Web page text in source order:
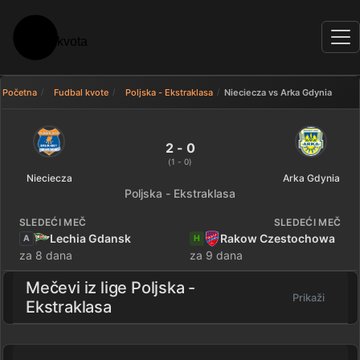
Početna Fudbal kvote Poljska - Ekstraklasa Nieciecza vs Arka Gdynia
Nieciecza 2 - 0 Arka Gdynia —
Nieciecza
2 - 0
(1 - 0)
Arka Gdynia
Poljska - Ekstraklasa
SLEDEĆI MEČ
A
Lechia Gdansk
za 8 dana
SLEDEĆI MEČ
H
Rakow Czestochowa
za 9 dana
Mečevi iz lige Poljska -
Ekstraklasa
Prikaži